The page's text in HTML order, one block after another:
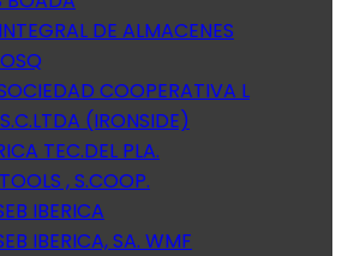
DE ALMACENES
COOPERATIVA L
(IRONSIDE)
TEC.DEL PLA.
, S.COOP.
IBERICA
IBERICA, SA. WMF